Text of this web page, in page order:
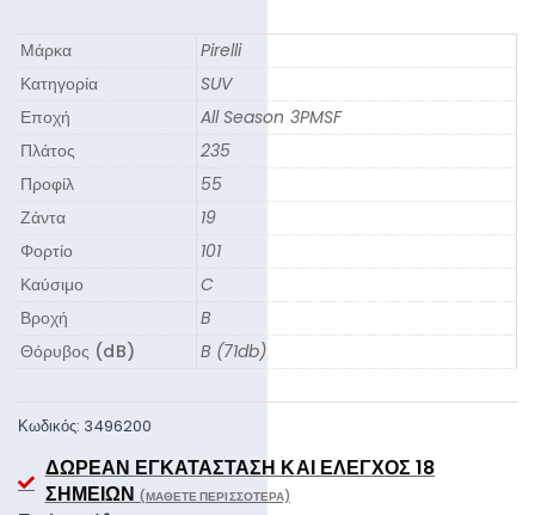
Μάρκα
Pirelli
Κατηγορία
SUV
Εποχή
All Season 3PMSF
Πλάτος
235
Προφίλ
55
Ζάντα
19
Φορτίο
101
Καύσιμο
C
Βροχή
B
Θόρυβος (dB)
B (71db)
Κωδικός: 3496200
ΔΩΡΕΆΝ ΕΓΚΑΤΆΣΤΑΣΗ ΚΑΙ ΈΛΕΓΧΟΣ 18
ΣΗΜΕΊΩΝ (ΜΆΘΕΤΕ ΠΕΡΙΣΣΌΤΕΡΑ)